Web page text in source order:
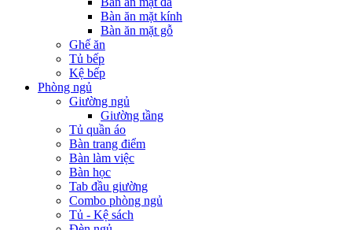
Bàn ăn mặt kính
Bàn ăn mặt gỗ
Ghế ăn
Tủ bếp
Kệ bếp
Phòng ngủ
Giường ngủ
Giường tầng
Tủ quần áo
Bàn trang điểm
Bàn làm việc
Bàn học
Tab đầu giường
Combo phòng ngủ
Tủ - Kệ sách